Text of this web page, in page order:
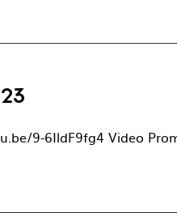
9-6IldF9fg4 Video